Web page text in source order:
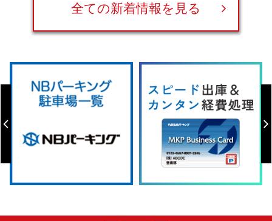
全ての新着情報を見る